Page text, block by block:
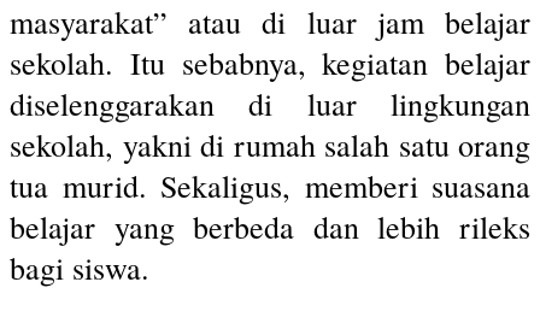
masyarakat” atau di luar jam belajar
sekolah. Itu sebabnya, kegiatan belajar
diselenggarakan di luar lingkungan
sekolah, yakni di rumah salah satu orang
tua murid. Sekaligus, memberi suasana
belajar yang berbeda dan lebih rileks
bagi siswa.